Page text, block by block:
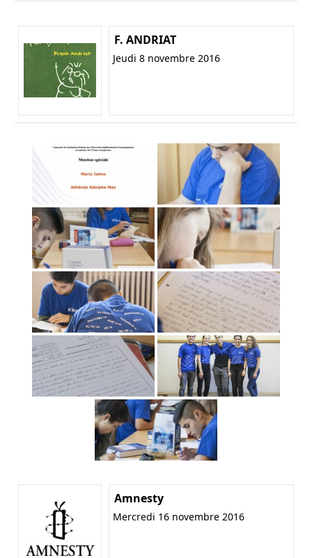
F. ANDRIAT
Jeudi 8 novembre 2016
Amnesty
Mercredi 16 novembre 2016